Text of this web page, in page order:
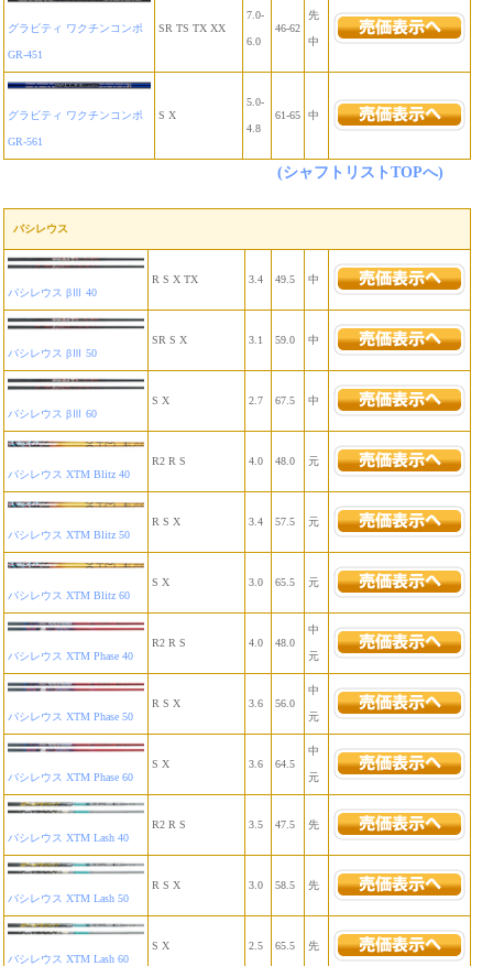
グラビティ ワクチンコンポ
GR-451
SR TS TX XX
7.0-
6.0
46-62
先
中
グラビティ ワクチンコンポ
GR-561
S X
5.0-
4.8
61-65 中
(シャフトリストTOPへ)
バシレウス
バシレウス βⅢ 40
R S X TX 3.4 49.5 中
バシレウス βⅢ 50
SR S X 3.1 59.0 中
バシレウス βⅢ 60
S X 2.7 67.5 中
バシレウス XTM Blitz 40
R2 R S 4.0 48.0 元
バシレウス XTM Blitz 50
R S X 3.4 57.5 元
バシレウス XTM Blitz 60
S X 3.0 65.5 元
バシレウス XTM Phase 40
R2 R S 4.0 48.0
中
元
バシレウス XTM Phase 50
R S X 3.6 56.0
中
元
バシレウス XTM Phase 60
S X 3.6 64.5
中
元
バシレウス XTM Lash 40
R2 R S 3.5 47.5 先
バシレウス XTM Lash 50
R S X 3.0 58.5 先
バシレウス XTM Lash 60
S X 2.5 65.5 先